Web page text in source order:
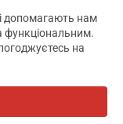
43631965.
АПТЕКА911.ЮА
допомагають нам
функціональним.
на
✕